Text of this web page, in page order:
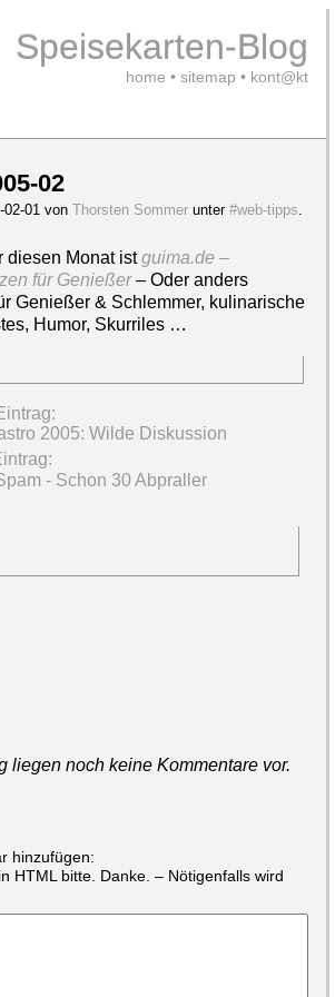
Speisekarten-Blog
home • sitemap • kont@kt
02
02-01 von Thorsten Sommer unter #web-tipps.
diesen Monat istguima.de –
für Genießer– Oder anders
Genießer & Schlemmer, kulinarische
Humor, Skurriles …
2005: Wilde Diskussion
- Schon 30 Abpraller
liegen noch keine Kommentare vor.
hinzufügen:
HTML bitte. Danke. – Nötigenfalls wird